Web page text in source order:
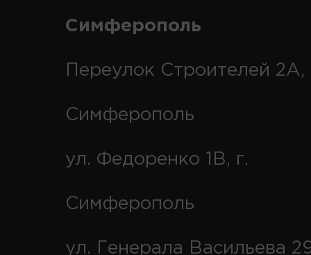
Симферополь
Переулок Строителей 2А,
Симферополь
ул. Федоренко 1В, г.
Симферополь
ул. Генерала Васильева